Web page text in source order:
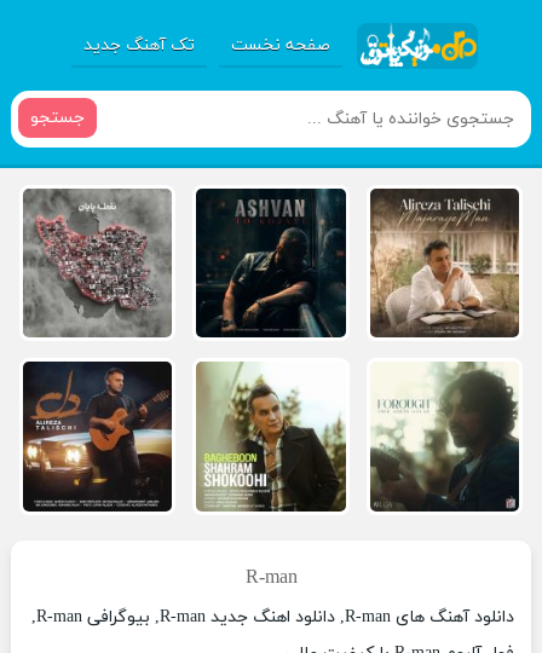
صفحه نخست تک آهنگ جدید
جستجو
R-man
دانلود آهنگ های R-man, دانلود اهنگ جدید R-man, بیوگرافی R-man,